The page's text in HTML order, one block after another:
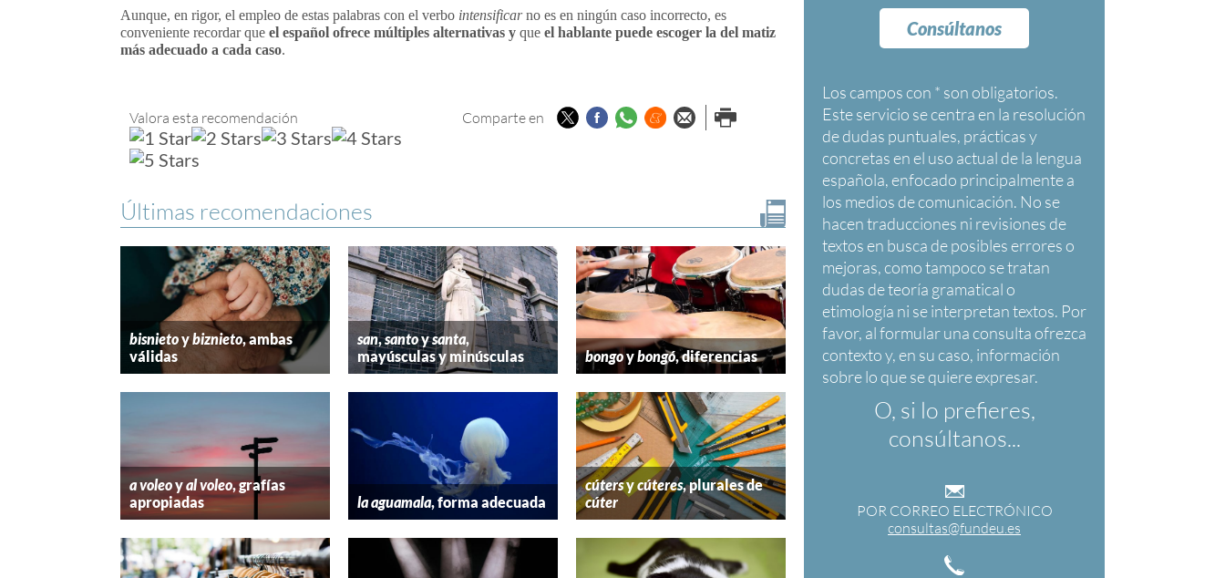
Consúltanos
Los campos con * son obligatorios
O, si lo prefieres,
consúltanos...
POR CORREO ELECTRÓNICO
consultas@fundeu.es
Aunque, en rigor, el empleo de estas palabras con el verbo intensificarno es en ningún caso incorrecto, es
conveniente recordar que el español ofrece múltiples alternativas y que el hablante puede escoger la del matiz
más adecuado a cada caso.
Valora esta recomendación Comparte en TwitterFacebook
Whatsapp
Menéame
Enviar porImprimir
Últimas recomendaciones
bisnietoybiznieto, ambas
válidas
san,santoysanta,
mayúsculas y minúsculas
bongoybongó, diferencias
a voleoyal voleo, grafías
apropiadas
la aguamala, forma adecuada
cútersycúteres, plurales de
cúter